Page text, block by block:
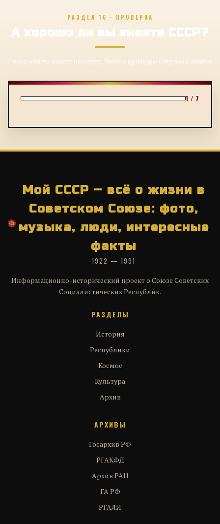
РАЗДЕЛ 16 · ПРОВЕРКА
А хорошо ли вы знаете СССР?
7 вопросов на знание истории, быта и культуры Страны Советов
1 / 7
Мой СССР – всё о жизни в
Советском Союзе: фото,
музыка, люди, интересные
факты
1922 — 1991
Информационно-исторический проект о Союзе Советских
Социалистических Республик.
РАЗДЕЛЫ
История
Республики
Космос
Культура
Архив
АРХИВЫ
Госархив РФ
РГАКФД
Архив РАН
ГА РФ
РГАЛИ